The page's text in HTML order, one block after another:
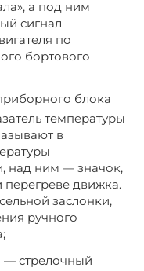
а под ним
сигнал
по
бортового
блока
температуры
в
над ним — значок,
перегреве движка.
заслонки,
ручного
— стрелочный